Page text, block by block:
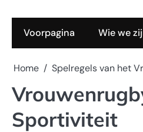
Voorpagina Wie we
Home Spelregels van het
Sportiviteit